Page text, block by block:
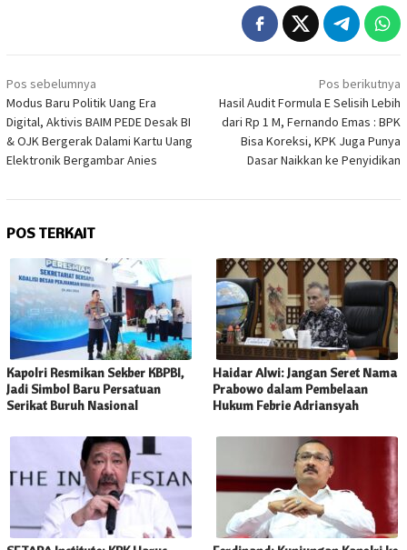
Navigasi
pos
Pos sebelumnya
Modus Baru Politik Uang Era
Digital, Aktivis BAIM PEDE Desak BI
& OJK Bergerak Dalami Kartu Uang
Elektronik Bergambar Anies
Pos berikutnya
Hasil Audit Formula E Selisih Lebih
dari Rp 1 M, Fernando Emas : BPK
Bisa Koreksi, KPK Juga Punya
Dasar Naikkan ke Penyidikan
POS TERKAIT
Kapolri Resmikan Sekber KBPBI,
Jadi Simbol Baru Persatuan
Serikat Buruh Nasional
Haidar Alwi: Jangan Seret Nama
Prabowo dalam Pembelaan
Hukum Febrie Adriansyah